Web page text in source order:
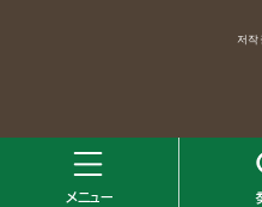
メニュー
저